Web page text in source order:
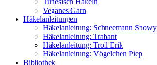
Veganes Garn
Häkelanleitungen
Häkelanleitung: Schneemann Snowy
Häkelanleitung: Trabant
Häkelanleitung: Troll Erik
Häkelanleitung: Vögelchen Piep
Bibliothek